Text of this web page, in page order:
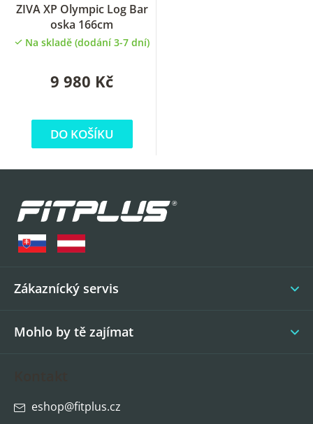
ZIVA XP Olympic Log Bar
oska 166cm
Na skladě (dodání 3-7 dní)
9 980 Kč
DO KOŠÍKU
Zákaznícký servis
Mohlo by tě zajímat
eshop@fitplus.cz